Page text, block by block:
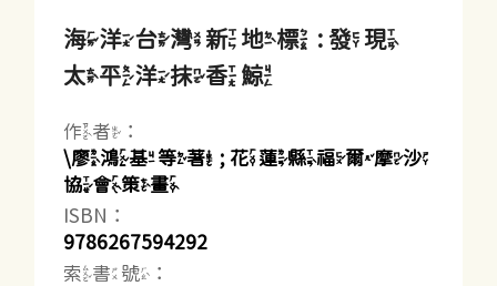
海洋台灣新地標 : 發現
太平洋抹香鯨
作者：
\廖鴻基等著 ; 花蓮縣福爾摩沙
協會策畫
ISBN：
9786267594292
索書號：